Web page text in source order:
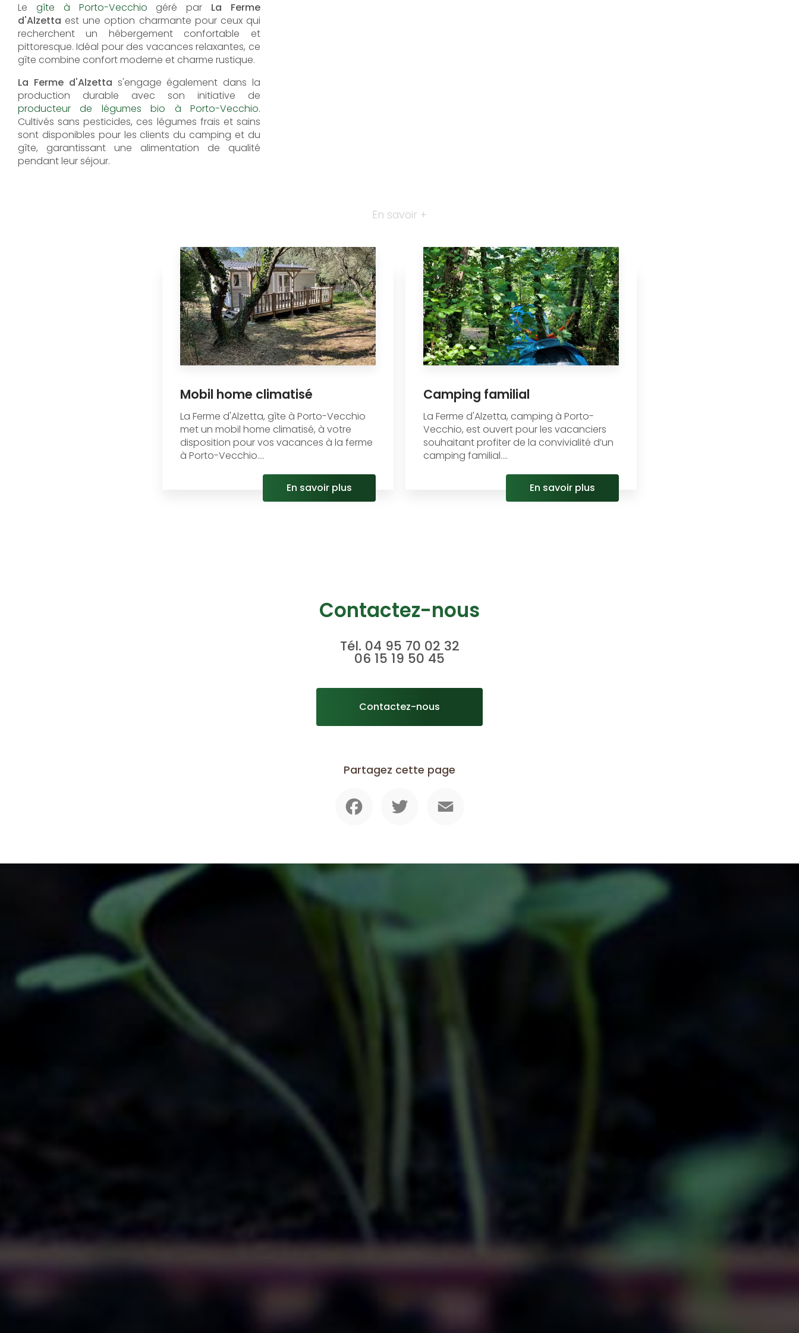
Le gîte à Porto-Vecchio géré par La Ferme
d'Alzetta est une option charmante pour ceux qui
recherchent un hébergement confortable et
pittoresque. Idéal pour des vacances relaxantes, ce
gîte combine confort moderne et charme rustique.
La Ferme d'Alzetta s'engage également dans la
production durable avec son initiative de
producteur de légumes bio à Porto-Vecchio.
Cultivés sans pesticides, ces légumes frais et sains
sont disponibles pour les clients du camping et du
gîte, garantissant une alimentation de qualité
pendant leur séjour.
En savoir +
Mobil home climatisé
La Ferme d'Alzetta, gîte à Porto-Vecchio
met un mobil home climatisé, à votre
disposition pour vos vacances à la ferme
à Porto-Vecchio....
En savoir plus
Camping familial
La Ferme d'Alzetta, camping à Porto-
Vecchio, est ouvert pour les vacanciers
souhaitant profiter de la convivialité d’un
camping familial....
En savoir plus
Contactez-nous
Tél. 04 95 70 02 32
06 15 19 50 45
Contactez-nous
Partagez cette page